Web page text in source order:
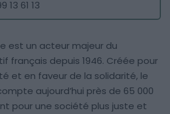
13 61 13
est un acteur majeur du
français depuis 1946. Créée pour
et en faveur de la solidarité, le
aujourd’hui près de 65 000
pour une société plus juste et